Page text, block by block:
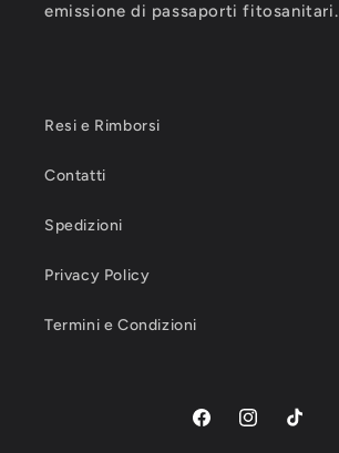
emissione di passaporti fitosanitari.
Resi e Rimborsi
Contatti
Spedizioni
Privacy Policy
Termini e Condizioni
FacebookInstagramTikTok